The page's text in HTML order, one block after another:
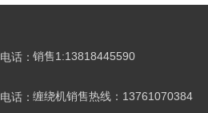
电话：销售1:13818445590
电话：缠绕机销售热线：13761070384